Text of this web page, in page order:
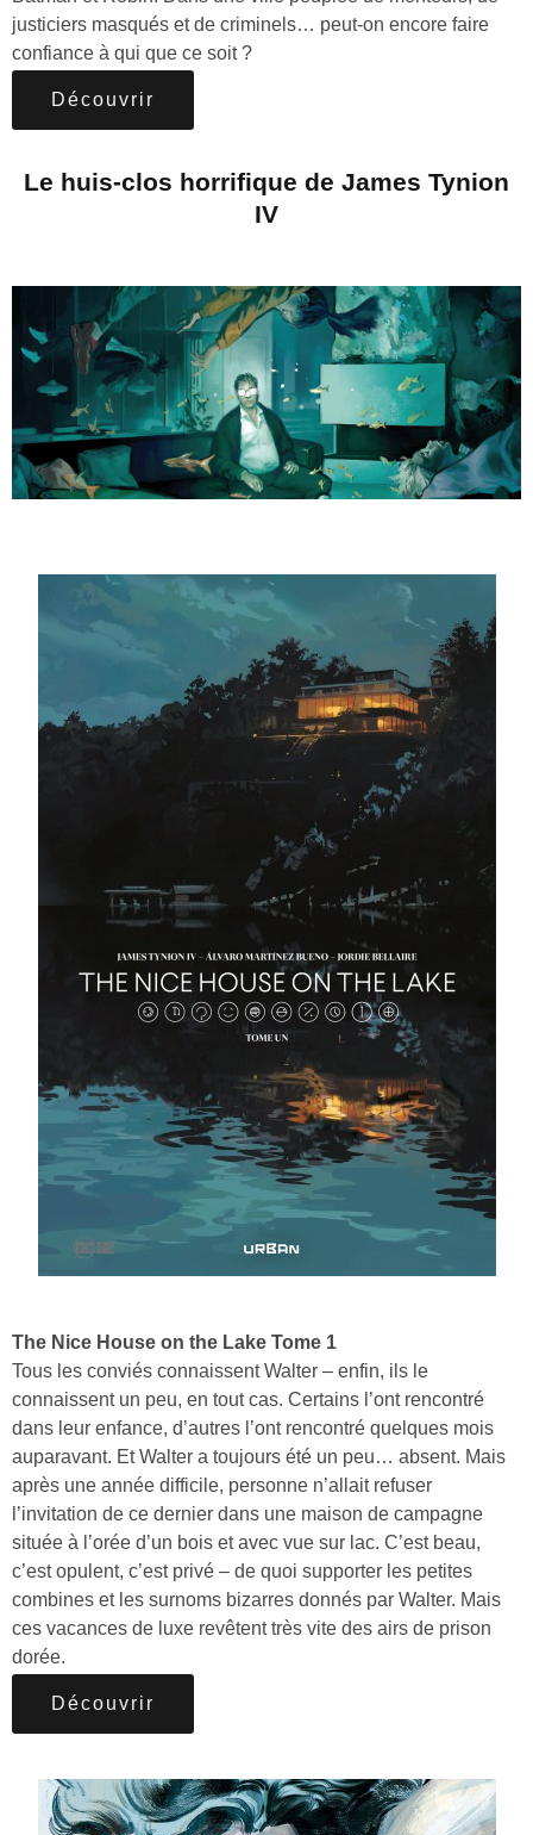
justiciers masqués et de criminels… peut-on encore faire
confiance à qui que ce soit ?
Découvrir
Le huis-clos horrifique de James Tynion
IV
The Nice House on the Lake Tome 1
Tous les conviés connaissent Walter – enfin, ils le
connaissent un peu, en tout cas. Certains l’ont rencontré
dans leur enfance, d’autres l’ont rencontré quelques mois
auparavant. Et Walter a toujours été un peu… absent. Mais
après une année difficile, personne n’allait refuser
l’invitation de ce dernier dans une maison de campagne
située à l’orée d’un bois et avec vue sur lac. C’est beau,
c’est opulent, c’est privé – de quoi supporter les petites
combines et les surnoms bizarres donnés par Walter. Mais
ces vacances de luxe revêtent très vite des airs de prison
dorée.
Découvrir